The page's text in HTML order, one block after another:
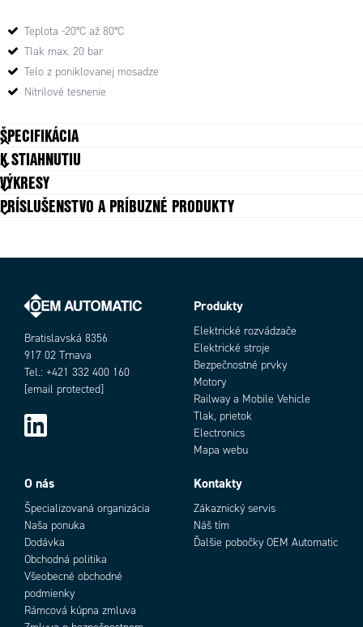
Teplota -20°C až 80°C
Tlak max. 20 bar
Telo z poniklovanej mosadze
Nitrilové tesnenie
ŠPECIFIKÁCIA
Material Handle
Materiál O-krúžku NBR
Prevádzková teplota max. 80 °C
Prevádzková teplota min.
Procesné pripojenie
Tlakový rozsah max. 20 bar
Tlakový rozsah min. -0,99 bar
Tvar tela
Typ závitu Cylindrický
K STIAHNUTIU
VÝKRESY
PRÍSLUŠENSTVO A PRÍBUZNÉ PRODUKTY
Objednávacie číslo
Bratislavská 8356
917 02 Trnava
Tel.: +421 332 400 160
[email protected]
Produkty
Elektrické rozvádzače
Elektrické stroje
Bezpečnostné prvky
Motory
Railway a Mobile Vehicle
Tlak, prietok
Electronics
Mapa webu
O nás
Špecializovaná organizácia
Naša ponuka
Dodávka
Obchodná politika
Všeobecné obchodné
podmienky
Rámcová kúpna zmluva
Kontakty
Zákaznický servis
Náš tím
Ďalšie pobočky OEM Automatic